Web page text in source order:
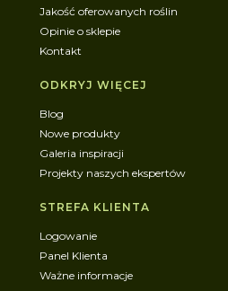
Jakość oferowanych roślin
Opinie o sklepie
Kontakt
ODKRYJ WIĘCEJ
Blog
Nowe produkty
Galeria inspiracji
Projekty naszych ekspertów
STREFA KLIENTA
Logowanie
Panel Klienta
Ważne informacje